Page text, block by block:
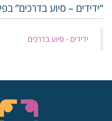
“ידידים – סיוע בדרכים”
‏ידידים - סיוע בדרכים